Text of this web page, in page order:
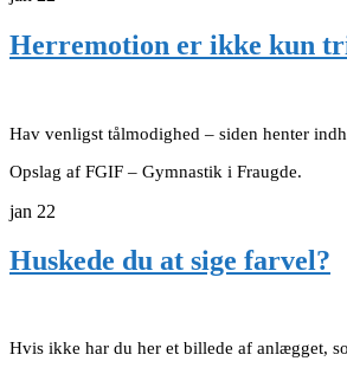
Herremotion er ikke kun
Hav venligst tålmodighed – siden henter
Opslag af FGIF – Gymnastik i Fraugde.
jan 22
Huskede du at sige farvel?
Hvis ikke har du her et billede af anlægget,